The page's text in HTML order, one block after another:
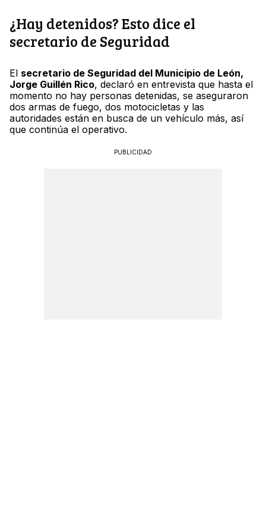
¿Hay detenidos? Esto dice el
secretario de Seguridad
El secretario de Seguridad del Municipio de León,
Jorge Guillén Rico, declaró en entrevista que hasta el
momento no hay personas detenidas, se aseguraron
dos armas de fuego, dos motocicletas y las
autoridades están en busca de un vehículo más, así
que continúa el operativo.
PUBLICIDAD